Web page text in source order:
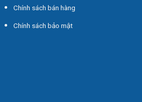
Chính sách bán hàng
Chính sách bảo mật